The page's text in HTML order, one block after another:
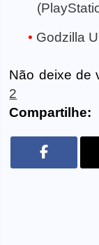
Godzilla
Não deixe de
2
Compartilhe: